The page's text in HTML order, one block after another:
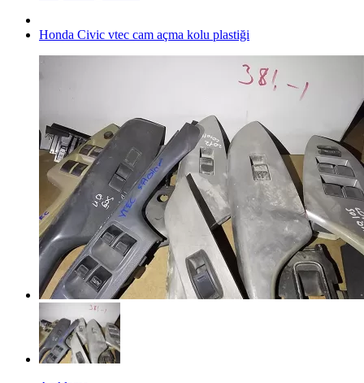
Honda Civic vtec cam açma kolu plastiği